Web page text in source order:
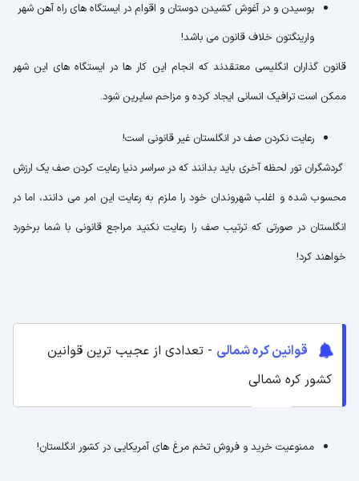
بوسیدن و در آغوش کشیدن دوستان و اقوام در ایستگاه های راه آهن شهر
وارینگتون خلاف قانون می باشد!
قانون گذاران انگلیسی معتقدند که انجام این کار ها در ایستگاه های این شهر
ممکن است ترافیک انسانی ایجاد کرده و مزاحم سایرین شود.
رعایت نکردن صف در انگلستان غیر قانونی است!
گردشگران تور لحظه آخری باید بدانند که در سراسر دنیا رعایت کردن صف یک ارزش
محسوب شده و اغلب شهروندان خود را ملزم به رعایت این امر می دانند، اما در
انگلستان در صورتی که ترتیب صف را رعایت نکنید مراجع قانونی با شما برخورد
خواهند کرد!
قوانین کره شمالی - تعدادی از عجیب ترین قوانین
کشور کره شمالی
ممنوعیت خرید و فروش تخم مرغ های آمریکایی در کشور انگلستان!